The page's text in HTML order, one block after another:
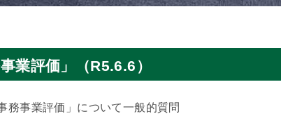
業評価」（R5.6.6）
務事業評価」について一般的質問